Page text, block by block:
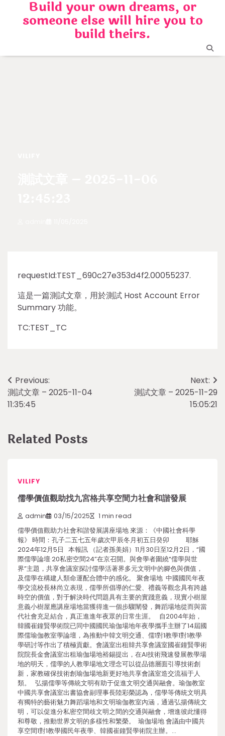
Build your own dreams, or
someone else will hire you to
build theirs.
requestId:TEST_690c27e353d4f2.00055237.
這是一篇測試文章，用於測試 Host Account Error
Summary 功能。
TC:TEST_TC
Post
navigation
Previous:
測試文章 – 2025-11-04
11:35:45
Next:
測試文章 – 2025-11-29
15:05:21
Related Posts
VILIFY
儒學價值觀助找九宮格共享空間力社會和諧發展
admin 03/15/2025 1 min read
儒學價值觀助力社會和諧發展講座場地 來源：《中國社會科學
報》 時間：孔子二五七五年歲次甲辰冬月初五日癸卯 耶穌
2024年12月5日 本報訊 （記者孫美娟）11月30日至12月2日，“國
際儒學論壇·20私密空間24”在京召開。與會學者圍繞“儒學與世
界”主題，共享會議室探討儒學活著界多元文明中的腳色與價值，
及儒學在構建人類命運配合體中的感化。 聚會場地 中國國民年夜
學交流校長林尚立表現，儒學所倡導的仁愛、禮義等觀念具有跨越
時空的價值，對于解決時代問題具有主要的實踐意義，現實小樹屋
意義小樹屋應講座場地當獲得進一個步驟闡發，舞蹈場地從而與當
代社會充足結合，真正進進年夜眾的日常生涯。 自2004年始，
韓國崔鐘賢學術院已同中國國民瑜伽場地年夜學攜手主辦了14屆國
際儒瑜伽教室學論壇，為推動中韓文明交通、儒1對1教學1對1教學
學研討等作出了積極貢獻。會議室出租韓共享會議室國崔鐘賢學術
院院長金會議室出租瑜伽場地裕錫提出，在AI技術飛速發展教學場
地的明天，儒學的人教學場地文理念可以從品德層面引導技術創
新，家教確保技術創瑜伽場地新更好地共享會議室造交流福于人
類。 弘揚儒學等傳統文明有助于促進文明交通與融會。瑜伽教室
中國共享會議室出書協會副理事長陸彩榮認為，儒學等傳統文明具
有獨特的藝術魅力舞蹈場地和文明瑜伽教室內涵，通過弘揚傳統文
明，可以促進分私密空間歧文明之間的交通與融會，增進彼此懂得
和尊敬，推動世界文明的多樣性和繁榮。 瑜伽場地 會議由中國共
享空間1對1教學國民年夜學、韓國崔鐘賢學術院主辦。…